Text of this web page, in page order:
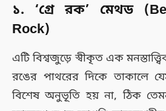
১. ‘গ্রে রক’ মেথড
Rock)
এটি বিশ্বজুড়ে স্বীকৃত এক
রঙের পাথরের দিকে তাকালে
বিশেষ অনুভূতি হয় না, ঠিক